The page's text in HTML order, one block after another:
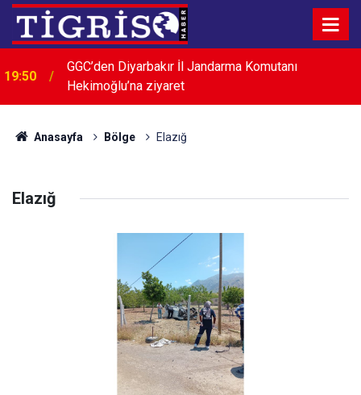
19:50
GGC’den Diyarbakır İl Jandarma Komutanı
Hekimoğlu’na ziyaret
Anasayfa Bölge Elazığ
Elazığ